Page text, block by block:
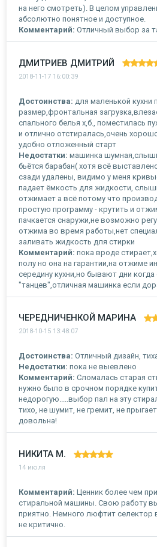
на него смотреть). В целом
абсолютно понятное и доступное.
Комментарий: Отличный выбор за
ДМИТРИЕВ ДМИТРИЙ
2018-11-17 16:00:39
Достоинства: для маленькой кухни
размер,фронтальная
спального белья х,б., поместилась
и отлично отстиралась,очень
удобно отложенный старт
Недостатки: машинка
бьётся барабан( хотя всё
сзади удалены, видимо у меня
падает ёмкость для жидкости,
отжимает а всё потому что
простую программу - крутить и
пачкается снаружи,не возможно
отжима во время работы,нет
заливать жидкость для стирки
Комментарий: пока вроде
полу но она на гарантии,на отжиме
середину кухни,но бывают дни когда
"танцев",отличная машинка если
ЧЕРЕДНИЧЕНКОЙ МАРИНА
2018-10-15 13:48:07
Достоинства: Отличный дизайн,
Недостатки: пока не выевлено
Комментарий: Сломалась старая
нужно было в срочном порядке
недорогую.....выбор пал на эту
тихо, не шумит, не гремит, не
довольна!
НИКИТА М.
14 июля
Комментарий: Ценник более чем
стиральной машины. Свою работу
приятно. Немного люфтит
не критично.